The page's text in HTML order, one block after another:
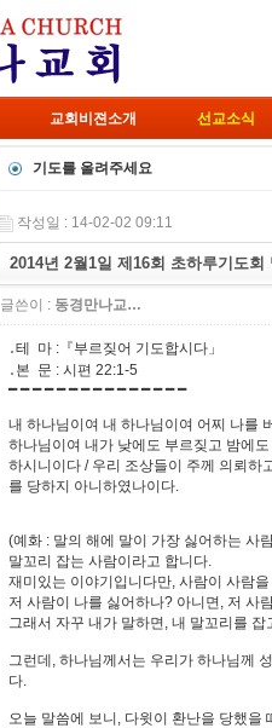
교회비젼소개 선교소식
기도를 올려주세요
작성일 : 14-02-02 09:11
2014년 2월1일 제16회 초하루기도회
글쓴이 : 동경만나교…
․테 마 :『부르짖어 기도합시다」
․본 문 : 시편 22:1-5
━ ━ ━ ━ ━ ━ ━ ━ ━ ━ ━ ━ ━ ━ ━
내 하나님이여 내 하나님이여 어찌 나를
하나님이여 내가 낮에도 부르짖고 밤에
하시니이다 / 우리 조상들이 주께 의뢰하
를 당하지 아니하였나이다.
(예화 : 말의 해에 말이 가장 싫어하는 사
말꼬리 잡는 사람이라고 합니다.
재미있는 이야기입니다만, 사람이 사람
저 사람이 나를 싫어하나? 아니면, 저 사
그래서 자꾸 내가 말하면, 내 말꼬리를
그런데, 하나님께서는 우리가 하나님께
다.
오늘 말씀에 보니, 다윗이 환난을 당했을